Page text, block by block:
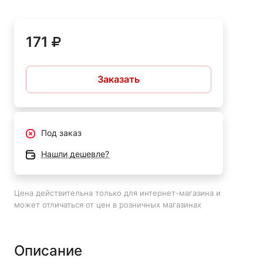
171
Заказать
Под заказ
Нашли дешевле?
Цена действительна только для интернет-магазина и
может отличаться от цен в розничных магазинах
Описание